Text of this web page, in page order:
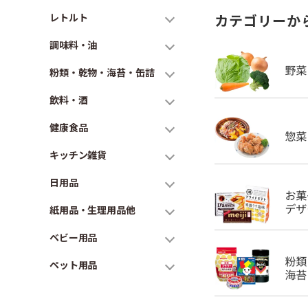
レトルト
調味料・油
粉類・乾物・海苔・缶詰
飲料・酒
健康食品
キッチン雑貨
日用品
紙用品・生理用品他
ベビー用品
ペット用品
カテゴリーか